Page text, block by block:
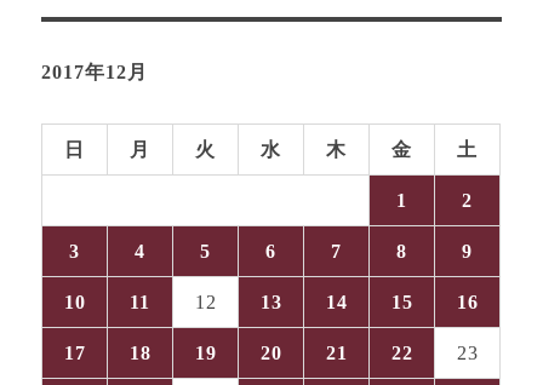
2017年12月
日 月 火 水 木 金 土
1 2
3 4 5 6 7 8 9
10 11 12 13 14 15 16
17 18 19 20 21 22 23